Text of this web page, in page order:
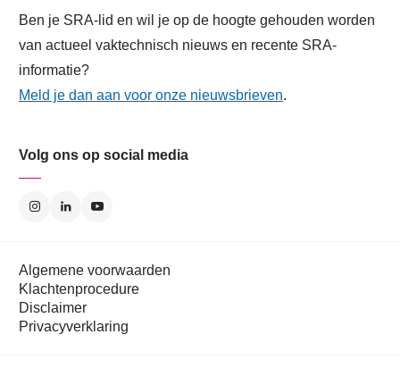
Ben je SRA-lid en wil je op de hoogte gehouden worden
van actueel vaktechnisch nieuws en recente SRA-
informatie?
Meld je dan aan voor onze nieuwsbrieven.
Volg ons op social media
Algemene voorwaarden
Klachtenprocedure
Disclaimer
Privacyverklaring